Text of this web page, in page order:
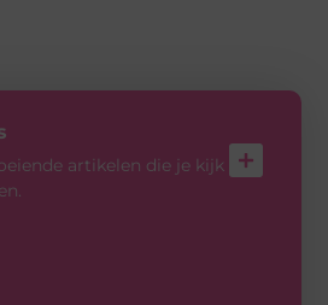
artikelen die je kijk